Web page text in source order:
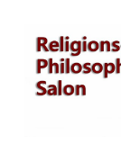
Zum
Inhalt
springen